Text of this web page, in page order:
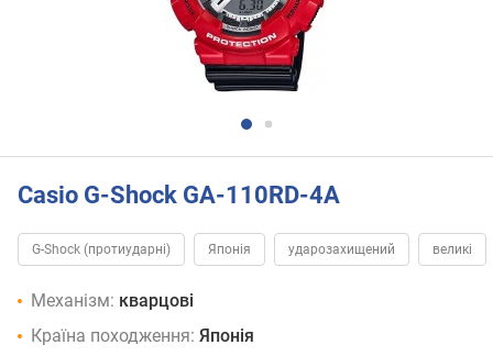
Casio G-Shock GA-110RD-4A
G-Shock (протиударні) Японія ударозахищений великі
Механізм: кварцові
Країна походження: Японія